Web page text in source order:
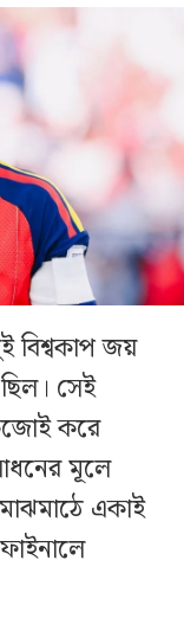
বিশ্বকাপ জয়
সেই
করে
মূলে
মাঝমাঠে একাই